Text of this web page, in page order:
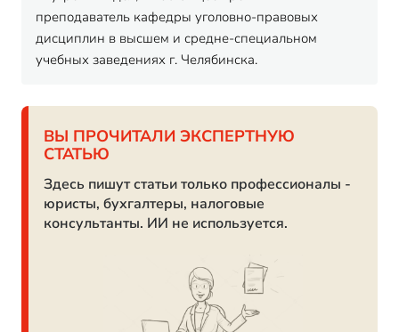
преподаватель кафедры уголовно-правовых
дисциплин в высшем и средне-специальном
учебных заведениях г. Челябинска.
ВЫ ПРОЧИТАЛИ ЭКСПЕРТНУЮ
СТАТЬЮ
Здесь пишут статьи только профессионалы -
юристы, бухгалтеры, налоговые
консультанты. ИИ не используется.